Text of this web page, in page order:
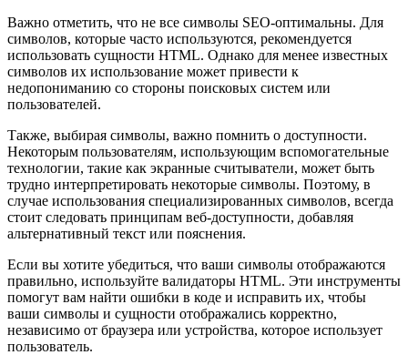
Важно отметить, что не все символы SEO-оптимальны. Для
символов, которые часто используются, рекомендуется
использовать сущности HTML. Однако для менее известных
символов их использование может привести к
недопониманию со стороны поисковых систем или
пользователей.
Также, выбирая символы, важно помнить о доступности.
Некоторым пользователям, использующим вспомогательные
технологии, такие как экранные считыватели, может быть
трудно интерпретировать некоторые символы. Поэтому, в
случае использования специализированных символов, всегда
стоит следовать принципам веб-доступности, добавляя
альтернативный текст или пояснения.
Если вы хотите убедиться, что ваши символы отображаются
правильно, используйте валидаторы HTML. Эти инструменты
помогут вам найти ошибки в коде и исправить их, чтобы
ваши символы и сущности отображались корректно,
независимо от браузера или устройства, которое использует
пользователь.